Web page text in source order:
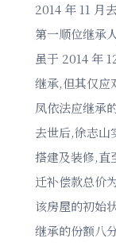
2014 年 11 月
第一顺位继承
虽于 2014 年
继承,但其仅应
凤依法应继承
去世后,徐志山
搭建及装修,直
迁补偿款总价
该房屋的初始
继承的份额八